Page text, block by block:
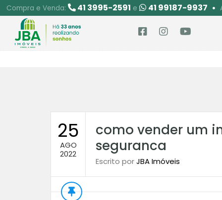
Compra e Venda: 41 3995-2591 e 41 99187-9937
25
AGO
2022
como vender um
seguranca
Escrito porJBA Imóveis